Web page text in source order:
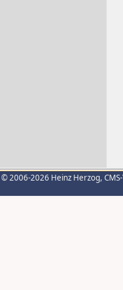
© 2006-2026 Heinz Herzog,